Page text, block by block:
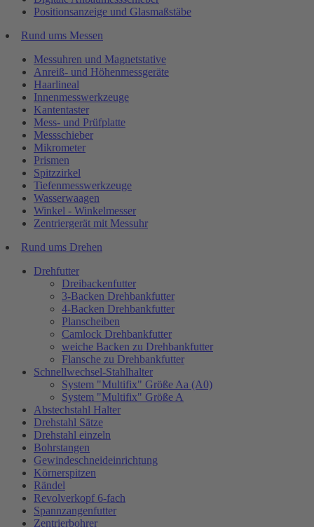
Positionsanzeige und Glasmaßstäbe
Rund ums Messen
Messuhren und Magnetstative
Anreiß- und Höhenmessgeräte
Haarlineal
Innenmesswerkzeuge
Kantentaster
Mess- und Prüfplatte
Messschieber
Mikrometer
Prismen
Spitzzirkel
Tiefenmesswerkzeuge
Wasserwaagen
Winkel - Winkelmesser
Zentriergerät mit Messuhr
Rund ums Drehen
Drehfutter
Dreibackenfutter
3-Backen Drehbankfutter
4-Backen Drehbankfutter
Planscheiben
Camlock Drehbankfutter
weiche Backen zu Drehbankfutter
Flansche zu Drehbankfutter
Schnellwechsel-Stahlhalter
System "Multifix" Größe Aa (A0)
System "Multifix" Größe A
Abstechstahl Halter
Drehstahl Sätze
Drehstahl einzeln
Bohrstangen
Gewindeschneideinrichtung
Körnerspitzen
Rändel
Revolverkopf 6-fach
Spannzangenfutter
Zentrierbohrer